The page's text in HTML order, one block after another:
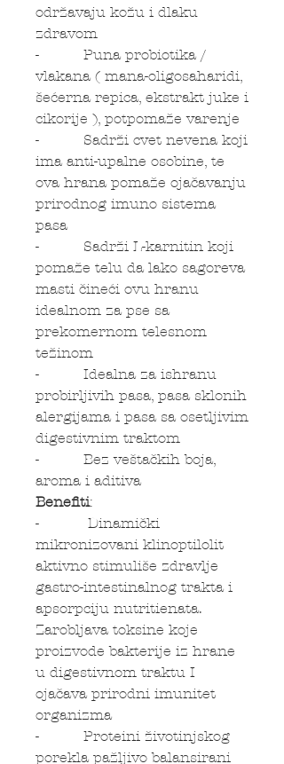
održavaju kožu i dlaku
zdravom
- Puna probiotika /
vlakana ( mana-oligosaharidi,
šećerna repica, ekstrakt juke i
cikorije ), potpomaže varenje
- Sadrži cvet nevena koji
ima anti-upalne osobine, te
ova hrana pomaže ojačavanju
prirodnog imuno sistema
pasa
- Sadrži L-karnitin koji
pomaže telu da lako sagoreva
masti čineći ovu hranu
idealnom za pse sa
prekomernom telesnom
težinom
- Idealna za ishranu
probirljivih pasa, pasa sklonih
alergijama i pasa sa osetljivim
digestivnim traktom
- Bez veštačkih boja,
aroma i aditiva
Benefiti:
- Dinamički
mikronizovani klinoptilolit
aktivno stimuliše zdravlje
gastro-intestinalnog trakta i
apsorpciju nutritienata.
Zarobljava toksine koje
proizvode bakterije iz hrane
u digestivnom traktu I
ojačava prirodni imunitet
organizma
- Proteini životinjskog
porekla pažljivo balansirani